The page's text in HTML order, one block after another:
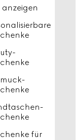
anzeigen
für